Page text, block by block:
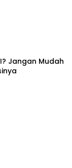
Jangan Mudah